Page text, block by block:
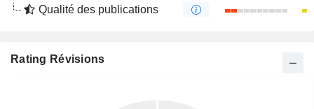
Qualité des publications
Rating Révisions